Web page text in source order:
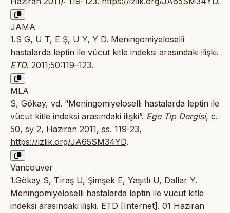
JAMA
1.S G, Ü T, E Ş, U Y, Y D. Meningomiyeloselli
hastalarda leptin ile vücut kitle indeksi arasındaki ilişki.
ETD. 2011;50:119–123.
MLA
S, Gökay, vd. “Meningomiyeloselli hastalarda leptin ile
vücut kitle indeksi arasındaki ilişki”. Ege Tıp Dergisi, c.
50, sy 2, Haziran 2011, ss. 119-23,
https://izlik.org/JA65SM34YD.
Vancouver
1.Gökay S, Tıraş Ü, Şimşek E, Yaşıtlı U, Dallar Y.
Meningomiyeloselli hastalarda leptin ile vücut kitle
indeksi arasındaki ilişki. ETD [Internet]. 01 Haziran